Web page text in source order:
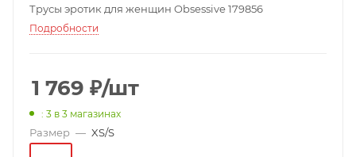
Трусы эротик для женщин Obsessive 179856
Подробности
1 769 ₽/шт
: 3 в 3 магазинах
Размер — XS/S